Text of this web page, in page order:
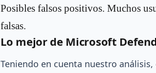
Posibles falsos positivos. Muchos
falsas.
Lo mejor de Microsoft
Teniendo en cuenta nuestro